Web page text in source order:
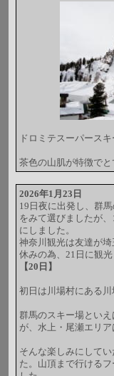
ドロミテスーパース
茶色の山肌が特徴で
2026年1月23日
19日夜に出発し、群
をみて選びましたが
にしました。
神奈川観光は友達が
休みの為、21日に観
【20日】
初日は川場村にある
群馬のスキー場とい
が、水上・尾瀬エリ
そんな楽しみにして
た。山頂まで行ける